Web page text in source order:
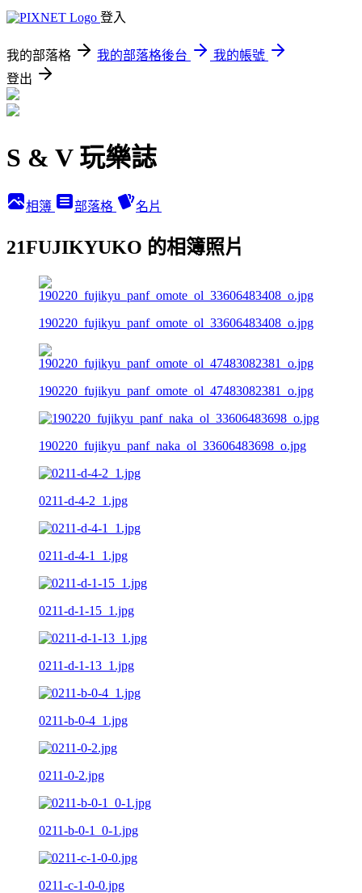
登入
我的部落格 我的部落格後台
我的帳號
登出
S & V 玩樂誌
相簿 部落格 名片
21FUJIKYUKO 的相簿照片
190220_fujikyu_panf_omote_ol_33606483408_o.jpg
190220_fujikyu_panf_omote_ol_47483082381_o.jpg
190220_fujikyu_panf_naka_ol_33606483698_o.jpg
0211-d-4-2_1.jpg
0211-d-4-1_1.jpg
0211-d-1-15_1.jpg
0211-d-1-13_1.jpg
0211-b-0-4_1.jpg
0211-0-2.jpg
0211-b-0-1_0-1.jpg
0211-c-1-0-0.jpg